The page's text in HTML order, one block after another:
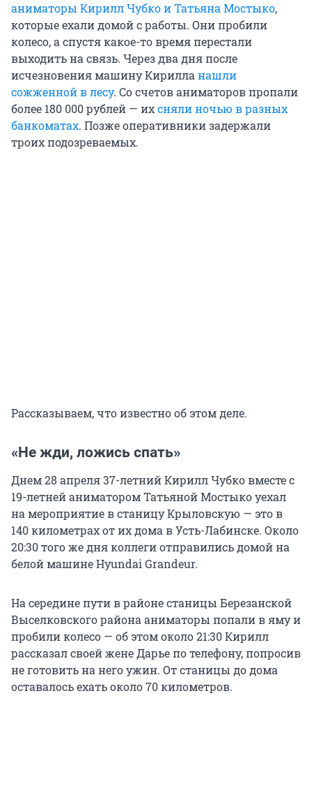
аниматоры Кирилл Чубко и Татьяна Мостыко,
которые ехали домой с работы. Они пробили
колесо, а спустя какое-то время перестали
выходить на связь. Через два дня после
исчезновения машину Кирилланашли
сожженной в лесу. Со счетов аниматоров пропали
более 180 000 рублей — ихсняли ночью в разных
банкоматах. Позже оперативники задержали
троих подозреваемых.
Рассказываем, что известно об этом деле.
«Не жди, ложись спать»
Днем 28 апреля 37-летний Кирилл Чубко вместе с
19-летней аниматором Татьяной Мостыко уехал
на мероприятие в станицу Крыловскую — это в
140 километрах от их дома в Усть-Лабинске. Около
20:30 того же дня коллеги отправились домой на
белой машине Hyundai Grandeur.
На середине пути в районе станицы Березанской
Выселковского района аниматоры попали в яму и
пробили колесо — об этом около 21:30 Кирилл
рассказал своей жене Дарье по телефону, попросив
не готовить на него ужин. От станицы до дома
оставалось ехать около 70 километров.